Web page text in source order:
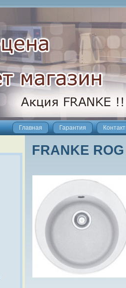
Главная Гарантия
FRANKE